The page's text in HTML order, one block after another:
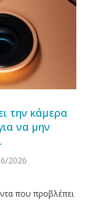
την κάμερα
να μην
2026
που προβλέπει